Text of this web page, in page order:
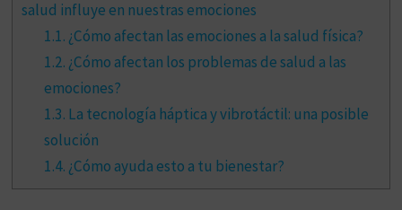
salud influye en nuestras emociones
1.1. ¿Cómo afectan las emociones a la salud física?
1.2. ¿Cómo afectan los problemas de salud a las
emociones?
1.3. La tecnología háptica y vibrotáctil: una posible
solución
1.4. ¿Cómo ayuda esto a tu bienestar?